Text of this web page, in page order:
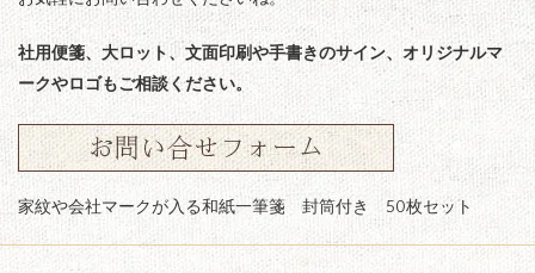
社用便箋、大ロット、文面印刷や手書きのサイン、オリジナルマ
ークやロゴもご相談ください。
家紋や会社マークが入る和紙一筆箋 封筒付き 50枚セット